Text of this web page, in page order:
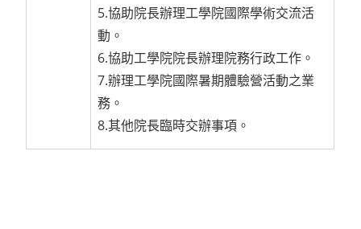
5.協助院長辦理工學院國際學術交流活
動。
6.協助工學院院長辦理院務行政工作。
7.辦理工學院國際暑期體驗營活動之業
務。
8.其他院長臨時交辦事項。